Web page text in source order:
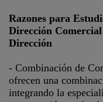
Razones para
Dirección
Dirección
- Combinación de
ofrecen una
integrando la